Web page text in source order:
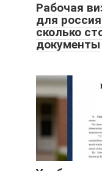
Рабочая
для
сколько
документы